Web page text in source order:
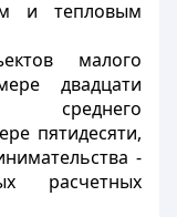
и тепловым
малого
двадцати
пятидесяти,
-
расчетных